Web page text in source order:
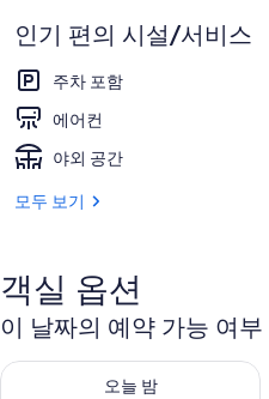
러
리
기
인기 편의 시설/서비스
주차 포함
에어컨
야외 공간
모두 보기
객실 옵션
이 날짜의 예약 가능 여부
오늘 밤
오늘 밤 예약 가능 여부 확인, 8월